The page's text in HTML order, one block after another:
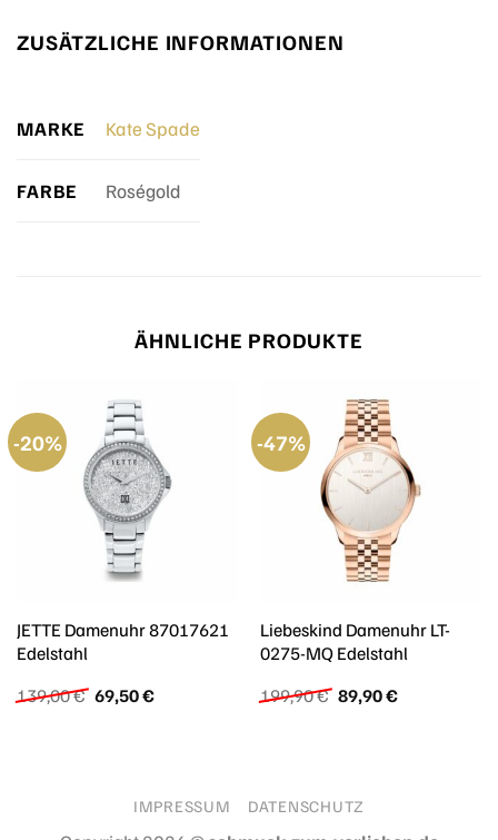
ZUSÄTZLICHE INFORMATIONEN
MARKE Kate Spade
FARBE Roségold
ÄHNLICHE PRODUKTE
-20%
JETTE Damenuhr 87017621
Edelstahl
139,00€ Ursprünglicher
Preis
69,50€Aktueller
-47%
Liebeskind Damenuhr LT-
0275-MQ Edelstahl
199,90€ Ursprünglicher
Preis
89,90€Aktueller
IMPRESSUM DATENSCHUTZ